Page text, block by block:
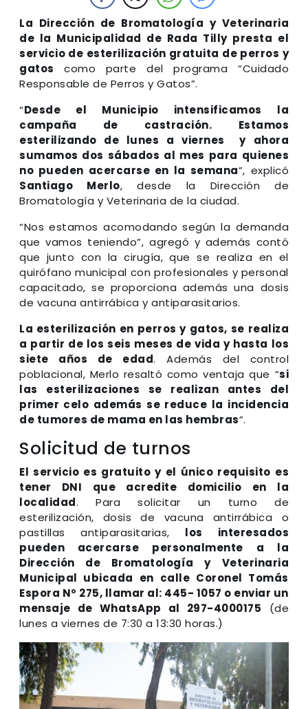
La Dirección de Bromatología y Veterinaria
de la Municipalidad de Rada Tilly presta el
servicio de esterilización gratuita de perros y
gatos como parte del programa “Cuidado
Responsable de Perros y Gatos”.
“Desde el Municipio intensificamos la
campaña de castración. Estamos
esterilizando de lunes a viernes y ahora
sumamos dos sábados al mes para quienes
no pueden acercarse en la semana”, explicó
Santiago Merlo, desde la Dirección de
Bromatología y Veterinaria de la ciudad.
“Nos estamos acomodando según la demanda
que vamos teniendo”, agregó y además contó
que junto con la cirugía, que se realiza en el
quirófano municipal con profesionales y personal
capacitado, se proporciona además una dosis
de vacuna antirrábica y antiparasitarios.
La esterilización en perros y gatos, se realiza
a partir de los seis meses de vida y hasta los
siete años de edad. Además del control
poblacional, Merlo resaltó como ventaja que “si
las esterilizaciones se realizan antes del
primer celo además se reduce la incidencia
de tumores de mama en las hembras”.
Solicitud de turnos
El servicio es gratuito y el único requisito es
tener DNI que acredite domicilio en la
localidad. Para solicitar un turno de
esterilización, dosis de vacuna antirrábica o
pastillas antiparasitarias, los interesados
pueden acercarse personalmente a la
Dirección de Bromatología y Veterinaria
Municipal ubicada en calle Coronel Tomás
Espora Nº 275, llamar al: 445- 1057 o enviar un
mensaje de WhatsApp al 297-4000175 (de
lunes a viernes de 7:30 a 13:30 horas.)